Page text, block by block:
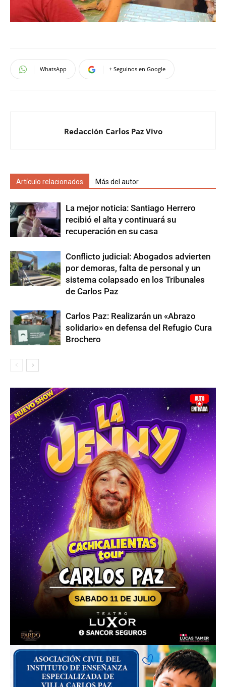
WhatsApp + Seguinos en Google
Redacción Carlos Paz Vivo
Artículo relacionados Más del autor
La mejor noticia: Santiago Herrero
recibió el alta y continuará su
recuperación en su casa
Conflicto judicial: Abogados advierten
por demoras, falta de personal y un
sistema colapsado en los Tribunales
de Carlos Paz
Carlos Paz: Realizarán un «Abrazo
solidario» en defensa del Refugio Cura
Brochero